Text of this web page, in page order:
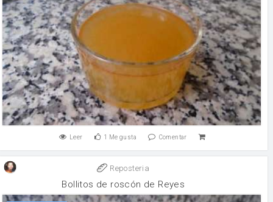
Leer 1 Me gusta Comentar
Reposteria
Bollitos de roscón de Reyes